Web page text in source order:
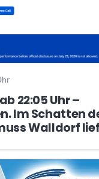
22:05 Uhr –
Im Schatten
Walldorf